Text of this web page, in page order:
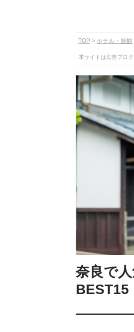
TOP ホテル・旅館
本サイトは広告プロ
奈良で
BEST15